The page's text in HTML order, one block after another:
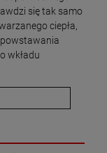
się tak samo
ciepła,
powstawania
wkładu